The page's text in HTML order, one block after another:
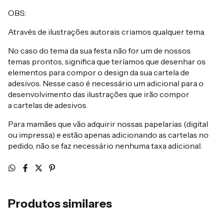
OBS:
Através de ilustrações autorais criamos qualquer tema.
No caso do tema da sua festa não for um de nossos
temas prontos, significa que teríamos que desenhar os
elementos para compor o design da sua cartela de
adesivos. Nesse caso é necessário um adicional para o
desenvolvimento das ilustrações que irão compor
a cartelas de adesivos.
Para mamães que vão adquirir nossas papelarias (digital
ou impressa) e estão apenas adicionando as cartelas no
pedido, não se faz necessário nenhuma taxa adicional.
Produtos similares